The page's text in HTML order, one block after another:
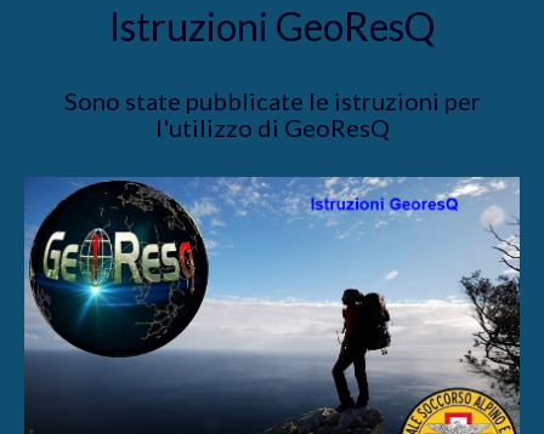
Istruzioni GeoResQ
Sono state pubblicate le istruzioni per
l'utilizzo di GeoResQ